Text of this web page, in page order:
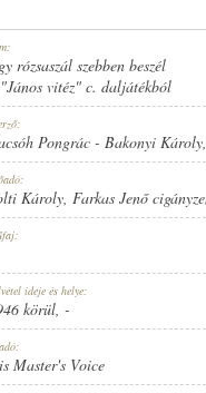
rózsaszál szebben beszél
vitéz" c. daljátékból
Pongrác - Bakonyi Károly,
Károly, Farkas Jenő
ideje és helye:
körül, -
Master's Voice